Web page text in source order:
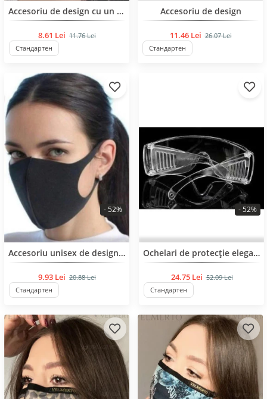
BESTSELLERAccesoriu de design cu un buzunar intern, potrivit pentru filtru sau tifon.
8.61 Lei 11.76 Lei
Стандартен
BESTSELLER
Accesoriu de design
11.46 Lei 26.07 Lei
Стандартен
BESTSELLERAccesoriu unisex de designer realizat din material impermeabil de înaltă calitate.
9.93 Lei 20.88 Lei
- 52%
Стандартен
BESTSELLEROchelari de protecție eleganti, de designer
24.75 Lei 52.09 Lei
- 52%
Стандартен